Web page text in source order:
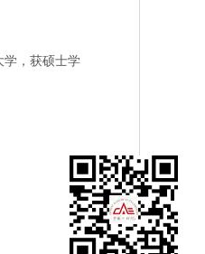
，获硕士学